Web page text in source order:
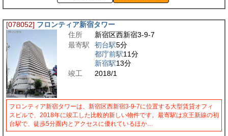
[078052] フロンティア新宿タワー
住所
新宿区西新宿3-9-7
最寄駅
初台駅5分
都庁前駅11分
新宿駅13分
竣工
2018/1
フロンティア新宿タワーは、新宿区西新宿3-9-7に位置する大型賃貸オフィ
スビルで、2018年に竣工した比較的新しい物件です。最寄駅は京王新線の初
台駅で、徒歩5分圏内とアクセスに優れているほか…